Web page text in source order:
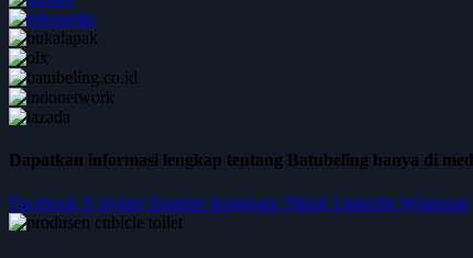
Dapatkan informasi lengkap tentang Batubeling hanya di
Facebook X-twitterYoutube Instagram Tiktok Linkedin Whatsapp